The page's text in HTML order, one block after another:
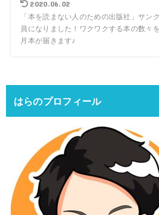
2020.06.02
「本を読まない人のための出版社」サン
員になりました！ワクワクする本の数々
月本が届きます♪
はらのプロフィール